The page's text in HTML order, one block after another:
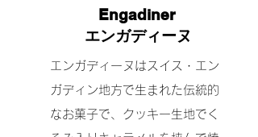
Engadiner
エンガディーヌ
エンガディーヌはスイス・エン
ガディン地方で生まれた伝統的
なお菓子で、クッキー生地でく